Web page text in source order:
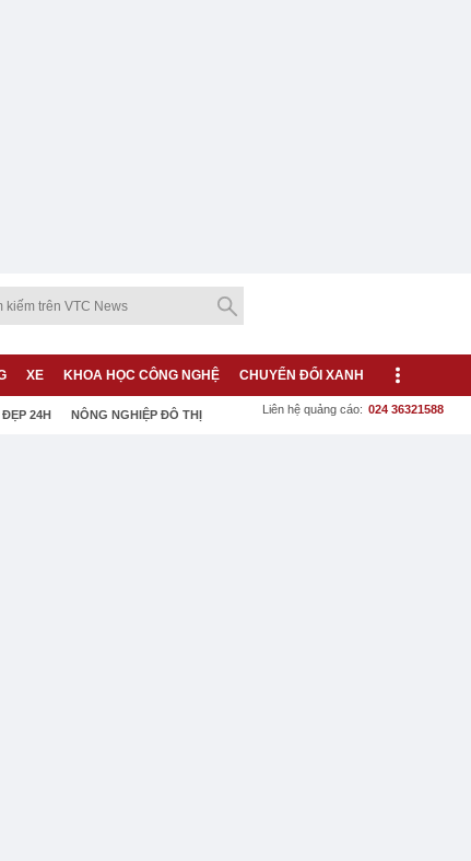
XE KHOA HỌC CÔNG NGHỆ CHUYỂN ĐỔI XANH
ĐẸP 24H NÔNG NGHIỆP ĐÔ THỊ Liên hệ quảng cáo: 024 36321588